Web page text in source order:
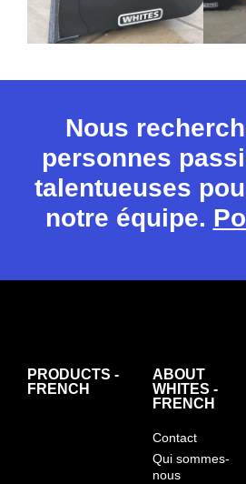
Nous
personnes
talentueuses
notre équipe.
PRODUCTS -
FRENCH
ABOUT
WHITES -
FRENCH
Contact
Qui sommes-
nous